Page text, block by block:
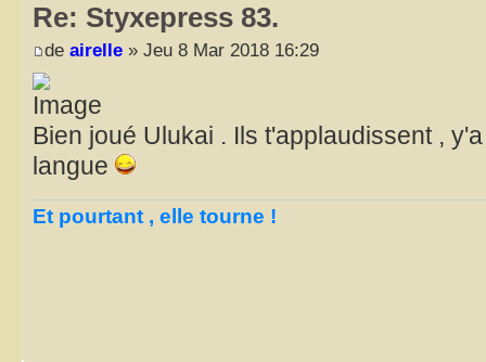
Re: Styxepress 83.
de airelle » Jeu 8 Mar 2018 16:29
Bien joué Ulukai . Ils t'applaudissent ,
langue
Et pourtant , elle tourne !